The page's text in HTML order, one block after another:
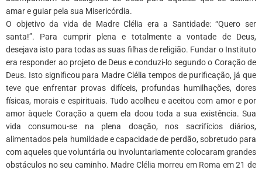
amar e guiar pela sua Misericórdia.
O objetivo da vida de Madre Clélia era a Santidade: “Quero ser
santa!”. Para cumprir plena e totalmente a vontade de Deus,
desejava isto para todas as suas filhas de religião. Fundar o Instituto
era responder ao projeto de Deus e conduzi-lo segundo o Coração de
Deus. Isto significou para Madre Clélia tempos de purificação, já que
teve que enfrentar provas difíceis, profundas humilhações, dores
físicas, morais e espirituais. Tudo acolheu e aceitou com amor e por
amor àquele Coração a quem ela doou toda a sua existência. Sua
vida consumou-se na plena doação, nos sacrifícios diários,
alimentados pela humildade e capacidade de perdão, sobretudo para
com aqueles que voluntária ou involuntariamente colocaram grandes
obstáculos no seu caminho. Madre Clélia morreu em Roma em 21 de